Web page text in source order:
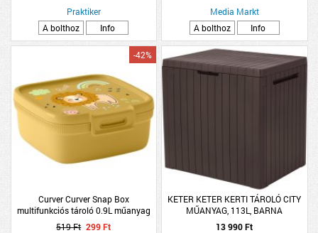
Praktiker
A bolthoz
Info
Media Markt
A bolthoz
Info
Curver Curver Snap Box
multifunkciós tároló 0.9L műanyag
sárga
-42%
519 Ft 299 Ft
KETER KETER KERTI TÁROLÓ CITY
MŰANYAG, 113L, BARNA
13 990 Ft